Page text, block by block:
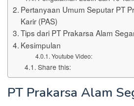
Pertanyaan Umum Seputar PT
Karir (PAS)
Tips dari PT Prakarsa Alam
Kesimpulan
Youtube Video:
Share this:
PT Prakarsa Alam